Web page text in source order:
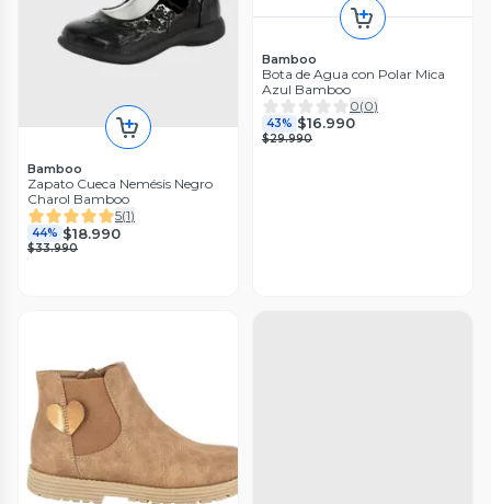
Bamboo
Zapato Cueca Nemésis Negro
Charol Bamboo
5(1)
44% $18.990
$33.990
Bamboo
Bota de Agua con Polar Mica
Azul Bamboo
0(0)
43% $16.990
$29.990